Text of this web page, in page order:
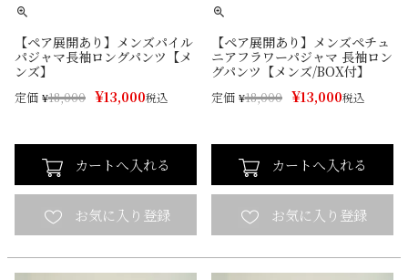
【ペア展開あり】メンズパイル
パジャマ長袖ロングパンツ【メ
ンズ】
定価 ¥18,000 ¥13,000税込
カートへ入れる
【ペア展開あり】メンズペチュ
ニアフラワーパジャマ 長袖ロン
グパンツ【メンズ/BOX付】
定価 ¥18,000 ¥13,000税込
カートへ入れる